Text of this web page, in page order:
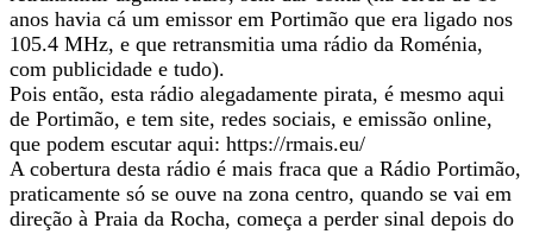
anos havia cá um emissor em Portimão que era ligado nos
105.4 MHz, e que retransmitia uma rádio da Roménia,
com publicidade e tudo).
Pois então, esta rádio alegadamente pirata, é mesmo aqui
de Portimão, e tem site, redes sociais, e emissão online,
que podem escutar aqui: https://rmais.eu/
A cobertura desta rádio é mais fraca que a Rádio Portimão,
praticamente só se ouve na zona centro, quando se vai em
direção à Praia da Rocha, começa a perder sinal depois do